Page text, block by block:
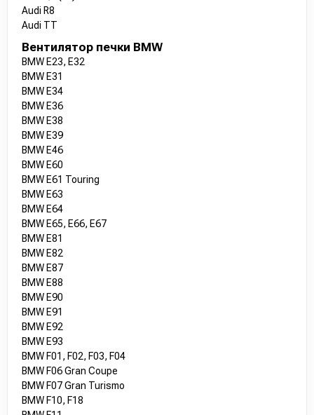
Audi R8
Audi TT
Вентилятор печки BMW
BMW E23, E32
BMW E31
BMW E34
BMW E36
BMW E38
BMW E39
BMW E46
BMW E60
BMW E61 Touring
BMW E63
BMW E64
BMW E65, E66, E67
BMW E81
BMW E82
BMW E87
BMW E88
BMW E90
BMW E91
BMW E92
BMW E93
BMW F01, F02, F03, F04
BMW F06 Gran Coupe
BMW F07 Gran Turismo
BMW F10, F18